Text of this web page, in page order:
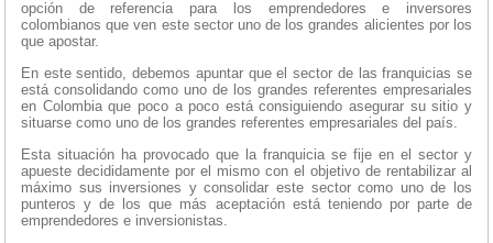
opción de referencia para los emprendedores e inversores
colombianos que ven este sector uno de los grandes alicientes por los
que apostar.
En este sentido, debemos apuntar que el sector de las franquicias se
está consolidando como uno de los grandes referentes empresariales
en Colombia que poco a poco está consiguiendo asegurar su sitio y
situarse como uno de los grandes referentes empresariales del país.
Esta situación ha provocado que la franquicia se fije en el sector y
apueste decididamente por el mismo con el objetivo de rentabilizar al
máximo sus inversiones y consolidar este sector como uno de los
punteros y de los que más aceptación está teniendo por parte de
emprendedores e inversionistas.